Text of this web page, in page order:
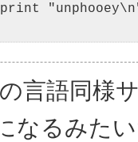
言語同様
なるみた